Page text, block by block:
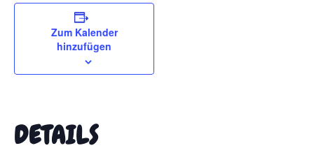
Zum Kalender
hinzufügen
DETAILS